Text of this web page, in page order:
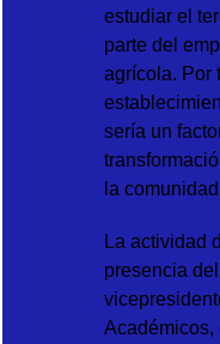
estudiar el
parte del
agrícola. Por
sería un
la
La actividad
presencia
Académicos,